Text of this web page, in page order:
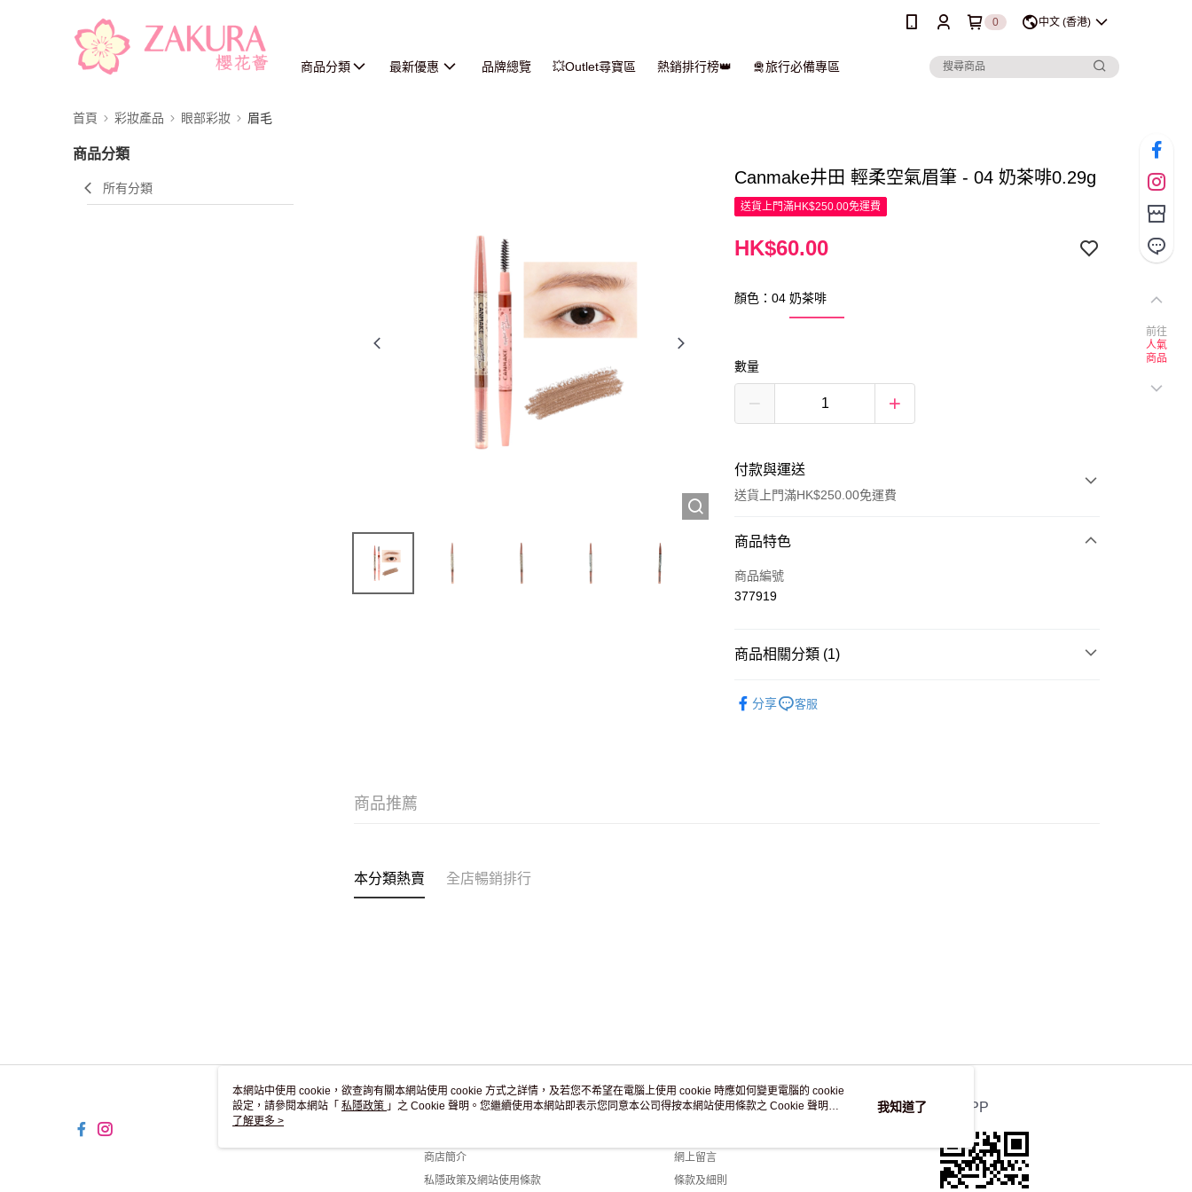
0 中文 (香港)
商品分類 最新優惠 品牌總覽 💥Outlet尋寶區 熱銷排行榜👑 🛅旅行必備專區
首頁 彩妝產品 眼部彩妝 眉毛
商品分類
所有分類
Canmake井田 輕柔空氣眉筆 - 04 奶茶啡0.29g
送貨上門滿HK$250.00免運費
HK$60.00
顏色：04 奶茶啡
數量
付款與運送
送貨上門滿HK$250.00免運費
付款方式
信用卡
商品特色
商品編號
377919
商品相關分類 (1)
分享
客服
商品推薦
本分類熱賣 全店暢銷排行
關於我們
商店簡介
私隱政策及網站使用條款
客戶服務
網上留言
條款及細則
官方APP
前往
人氣
商品
本網站中使用 cookie，欲查詢有關本網站使用 cookie 方式之詳情，及若您不希望在電腦上使用 cookie 時應如何變更電腦的 cookie
設定，請參閱本網站「 私隱政策 」之 Cookie 聲明。您繼續使用本網站即表示您同意本公司得按本網站使用條款之 Cookie 聲明使
用 cookie。
了解更多 >
我知道了